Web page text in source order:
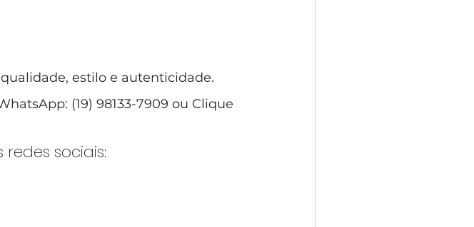
estilo e autenticidade.
(19) 98133-7909 ou Clique
sociais: